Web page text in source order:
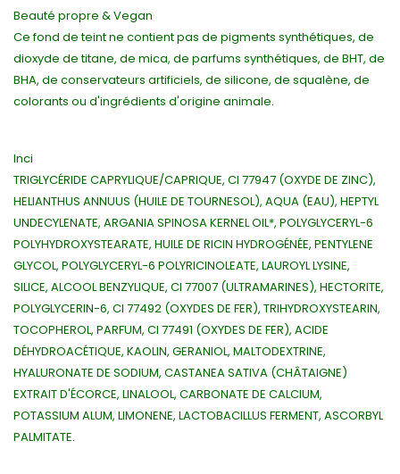
Beauté propre & Vegan
Ce fond de teint ne contient pas de pigments synthétiques, de
dioxyde de titane, de mica, de parfums synthétiques, de BHT, de
BHA, de conservateurs artificiels, de silicone, de squalène, de
colorants ou d'ingrédients d'origine animale.
Inci
TRIGLYCÉRIDE CAPRYLIQUE/CAPRIQUE, CI 77947 (OXYDE DE ZINC),
HELIANTHUS ANNUUS (HUILE DE TOURNESOL), AQUA (EAU), HEPTYL
UNDECYLENATE, ARGANIA SPINOSA KERNEL OIL*, POLYGLYCERYL-6
POLYHYDROXYSTEARATE, HUILE DE RICIN HYDROGÉNÉE, PENTYLENE
GLYCOL, POLYGLYCERYL-6 POLYRICINOLEATE, LAUROYL LYSINE,
SILICE, ALCOOL BENZYLIQUE, CI 77007 (ULTRAMARINES), HECTORITE,
POLYGLYCERIN-6, CI 77492 (OXYDES DE FER), TRIHYDROXYSTEARIN,
TOCOPHEROL, PARFUM, CI 77491 (OXYDES DE FER), ACIDE
DÉHYDROACÉTIQUE, KAOLIN, GERANIOL, MALTODEXTRINE,
HYALURONATE DE SODIUM, CASTANEA SATIVA (CHÂTAIGNE)
EXTRAIT D'ÉCORCE, LINALOOL, CARBONATE DE CALCIUM,
POTASSIUM ALUM, LIMONENE, LACTOBACILLUS FERMENT, ASCORBYL
PALMITATE.